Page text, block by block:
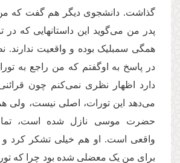
گذاشت. دانشجوی دیگر هم گفت که
پدر من می‌گوید این داستانهایی که در
همگی سمبلیک بوده و واقعیت
در پاسخ به اوگفتم که من راجع به
دارد اظهار نظری نمی‌کنم چون
می‌دهد این تورات، اصلی نیست، ولی
حضرت موسی نازل شده است، تمام
واقعی است. او هم خیلی تشکر کرد
برای من یک معضلی شده بود چرا که